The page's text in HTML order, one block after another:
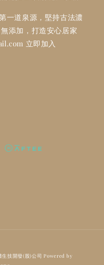
一道泉源，堅持古法濃
添加，打造安心居家
立即加入
生技開發(股)公司 Powered by